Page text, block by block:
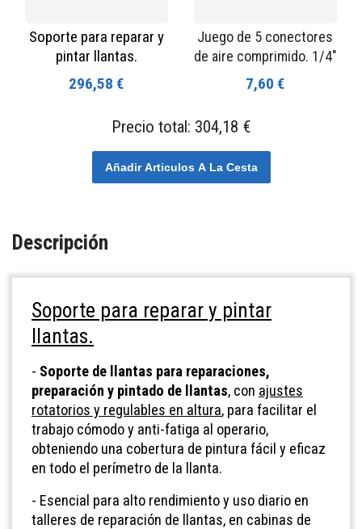
Soporte para reparar y
pintar llantas.
296,58 €
Juego de 5 conectores
de aire comprimido. 1/4"
7,60 €
Precio total: 304,18 €
Añadir Articulos A La Cesta
Descripción
Soporte para reparar y pintar
llantas.
- Soporte de llantas para reparaciones,
preparación y pintado de llantas, con ajustes
rotatorios y regulables en altura, para facilitar el
trabajo cómodo y anti-fatiga al operario,
obteniendo una cobertura de pintura fácil y eficaz
en todo el perímetro de la llanta.
- Esencial para alto rendimiento y uso diario en
talleres de reparación de llantas, en cabinas de